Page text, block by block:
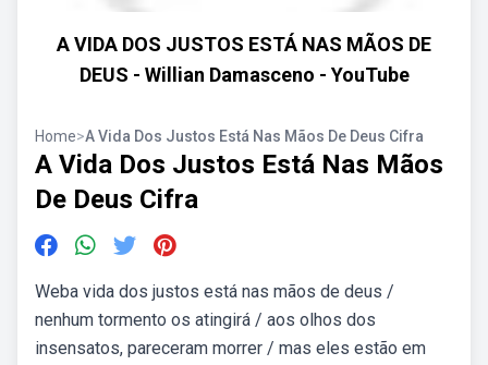
A VIDA DOS JUSTOS ESTÁ NAS MÃOS DE
DEUS - Willian Damasceno - YouTube
Home>A Vida Dos Justos Está Nas Mãos De Deus Cifra
A Vida Dos Justos Está Nas Mãos
De Deus Cifra
Weba vida dos justos está nas mãos de deus /
nenhum tormento os atingirá / aos olhos dos
insensatos, pareceram morrer / mas eles estão em